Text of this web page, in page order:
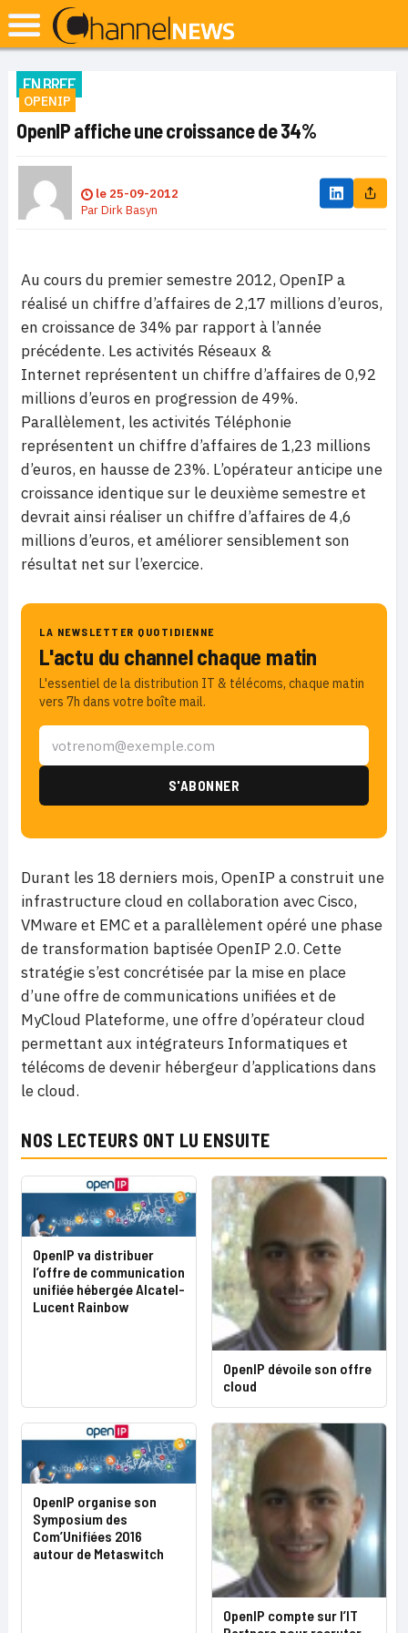
EN BREF
OPENIP
OpenIP affiche une croissance de 34%
le 25-09-2012
ParDirk Basyn
Au cours du premier semestre 2012, OpenIP a
réalisé un chiffre d’affaires de 2,17 millions d’euros,
en croissance de 34% par rapport à l’année
précédente. Les activités Réseaux &
Internet représentent un chiffre d’affaires de 0,92
millions d’euros en progression de 49%.
Parallèlement, les activités Téléphonie
représentent un chiffre d’affaires de 1,23 millions
d’euros, en hausse de 23%. L’opérateur anticipe une
croissance identique sur le deuxième semestre et
devrait ainsi réaliser un chiffre d’affaires de 4,6
millions d’euros, et améliorer sensiblement son
résultat net sur l’exercice.
LA NEWSLETTER QUOTIDIENNE
L'actu du channel chaque matin
L'essentiel de la distribution IT & télécoms, chaque matin
vers 7h dans votre boîte mail.
Durant les 18 derniers mois, OpenIP a construit une
infrastructure cloud en collaboration avec Cisco,
VMware et EMC et a parallèlement opéré une phase
de transformation baptisée OpenIP 2.0. Cette
stratégie s’est concrétisée par la mise en place
d’une offre de communications unifiées et de
MyCloud Plateforme, une offre d’opérateur cloud
permettant aux intégrateurs Informatiques et
télécoms de devenir hébergeur d’applications dans
le cloud.
NOS LECTEURS ONT LU ENSUITE
OpenIP va distribuer
l’offre de communication
unifiée hébergée Alcatel-
Lucent Rainbow
OpenIP dévoile son offre
cloud
OpenIP organise son
Symposium des
Com’Unifiées 2016
autour de Metaswitch
OpenIP compte sur l’IT